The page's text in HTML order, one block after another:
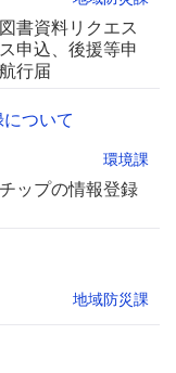
書資料リクエス
申込、後援等申
行届
ついて
環境課
ップの情報登録
地域防災課